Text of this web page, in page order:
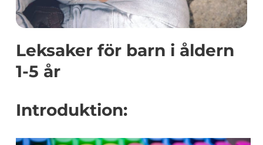
Leksaker för barn i åldern
1-5 år
Introduktion: